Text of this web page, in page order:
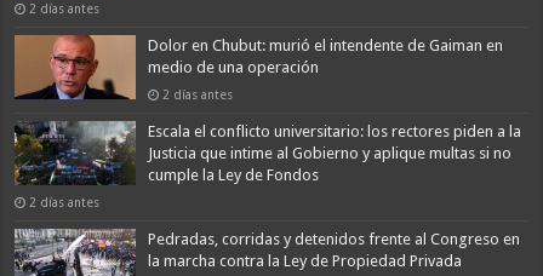
2 días antes
Dolor en Chubut: murió el intendente de Gaiman en
medio de una operación
2 días antes
Escala el conflicto universitario: los rectores piden a la
Justicia que intime al Gobierno y aplique multas si no
cumple la Ley de Fondos
2 días antes
Pedradas, corridas y detenidos frente al Congreso en
la marcha contra la Ley de Propiedad Privada